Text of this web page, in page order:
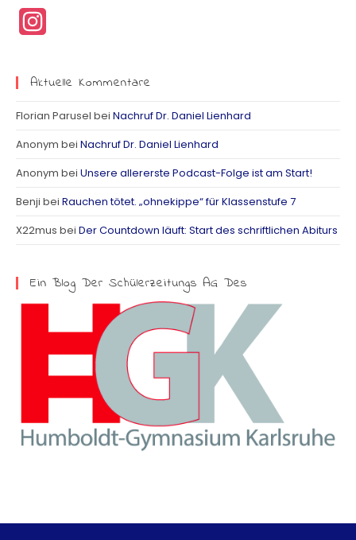
a
m
Aktuelle Kommentare
Florian Parusel bei Nachruf Dr. Daniel Lienhard
Anonym bei Nachruf Dr. Daniel Lienhard
Anonym bei Unsere allererste Podcast-Folge ist am Start!
Benji bei Rauchen tötet. „ohnekippe“ für Klassenstufe 7
X22mus bei Der Countdown läuft: Start des schriftlichen Abiturs
Ein Blog Der Schülerzeitungs AG Des